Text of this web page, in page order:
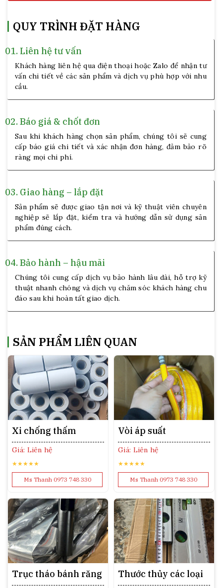
QUY TRÌNH ĐẶT HÀNG
01. Liên hệ tư vấn
Khách hàng liên hệ qua điện thoại hoặc Zalo để nhận tư
vấn chi tiết về các sản phẩm và dịch vụ phù hợp với nhu
cầu.
02.Báo giá & chốt đơn
Sau khi khách hàng chọn sản phẩm, chúng tôi sẽ cung
cấp báo giá chi tiết và xác nhận đơn hàng, đảm bảo rõ
ràng mọi chi phí.
03. Giao hàng – lắp đặt
Sản phẩm sẽ được giao tận nơi và kỹ thuật viên chuyên
nghiệp sẽ lắp đặt, kiểm tra và hướng dẫn sử dụng sản
phẩm đúng cách.
04.Bảo hành – hậu mãi
Chúng tôi cung cấp dịch vụ bảo hành lâu dài, hỗ trợ kỹ
thuật nhanh chóng và dịch vụ chăm sóc khách hàng chu
đáo sau khi hoàn tất giao dịch.
SẢN PHẨM LIÊN QUAN
Xi chống thấm
Giá: Liên hệ
★★★★★
Ms Thanh 0973 748 330
Vòi áp suất
Giá: Liên hệ
★★★★★
Ms Thanh 0973 748 330
Trục tháo bánh răng Thước thủy các loại